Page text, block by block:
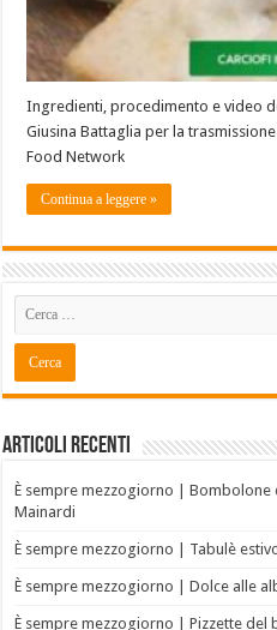
Ingredienti, procedimento e video
Giusina Battaglia per la
Food Network
Continua a leggere »
Articoli recenti
È sempre mezzogiorno | Bombolone
Mainardi
È sempre mezzogiorno | Tabulè
È sempre mezzogiorno | Dolce alle
È sempre mezzogiorno | Pizzette del